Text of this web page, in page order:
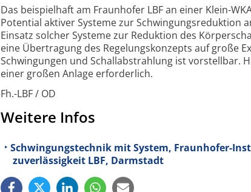
Das beispielhaft am Fraunhofer LBF an einer Klein-
Potential aktiver Systeme zur Schwingungs­reduktion
Einsatz solcher Systeme zur Reduktion des
eine Übertragung des Regelungs­konzepts auf große
Schwingungen und Schall­abstrahlung ist vorstellbar.
einer großen Anlage erfor­derlich.
Fh.-LBF / OD
Weitere Infos
Schwingungstechnik mit System, Fraunhofer-
zuverläs­sigkeit LBF, Darmstadt